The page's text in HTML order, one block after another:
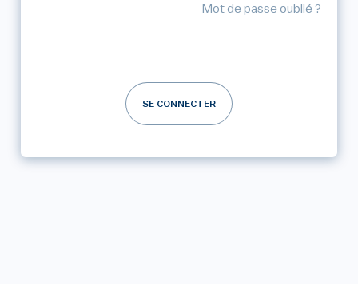
Mot de passe oublié ?
SE CONNECTER